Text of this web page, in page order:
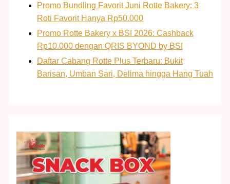
Promo Bundling Favorit Juni Rotte Bakery: 3
Roti Favorit Hanya Rp50.000
Promo Rotte Bakery x BSI 2026: Cashback
Rp10.000 dengan QRIS BYOND by BSI
Daftar Cabang Rotte Plus Terbaru: Bukit
Barisan, Umban Sari, Delima hingga Hang Tuah